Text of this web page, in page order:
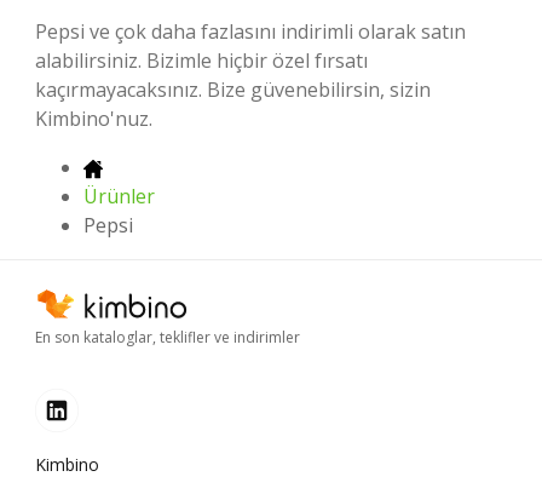
Pepsi ve çok daha fazlasını indirimli olarak satın
alabilirsiniz. Bizimle hiçbir özel fırsatı
kaçırmayacaksınız. Bize güvenebilirsin, sizin
Kimbino'nuz.
Ürünler
Pepsi
En son kataloglar, teklifler ve indirimler
Kimbino